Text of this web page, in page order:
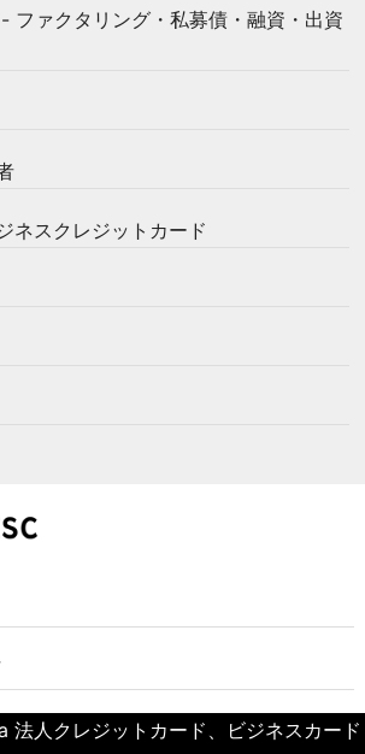
ファクタリング・私募債・融資・出資
ネスクレジットカード
法人クレジットカード、ビジネスカード